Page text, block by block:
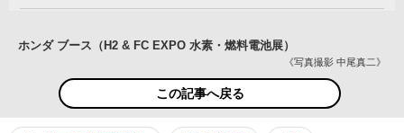
《写真撮影 中尾真二》
ホンダ ブース（H2 & FC EXPO 水素・燃料電池展）
この記事へ戻る